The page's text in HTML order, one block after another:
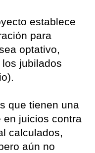
establece
para
optativo,
jubilados
que tienen una
en juicios contra
calculados,
aún no